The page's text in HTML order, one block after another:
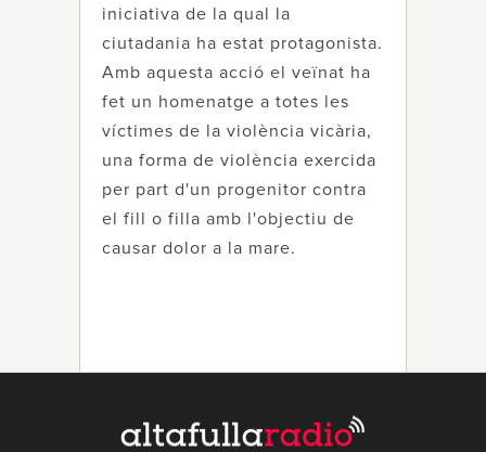
iniciativa de la qual la
ciutadania ha estat protagonista.
Amb aquesta acció el veïnat ha
fet un homenatge a totes les
víctimes de la violència vicària,
una forma de violència exercida
per part d'un progenitor contra
el fill o filla amb l'objectiu de
causar dolor a la mare.